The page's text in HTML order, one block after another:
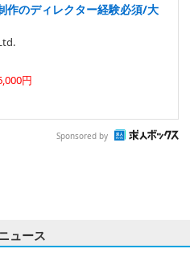
作のディレクター経験必須/大
円
Sponsored by
ュース